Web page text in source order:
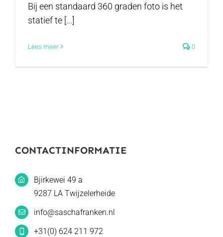
Bij een standaard 360 graden foto is het
statief te [...]
Lees meer 0
CONTACTINFORMATIE
Bjirkewei 49 a
9287 LA Twijzelerheide
info@saschafranken.nl
+31(0) 624 211 972